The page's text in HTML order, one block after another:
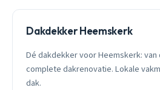
Dakdekker Heemskerk
Dé dakdekker voor Heemskerk:
complete dakrenovatie. Lokale
dak.